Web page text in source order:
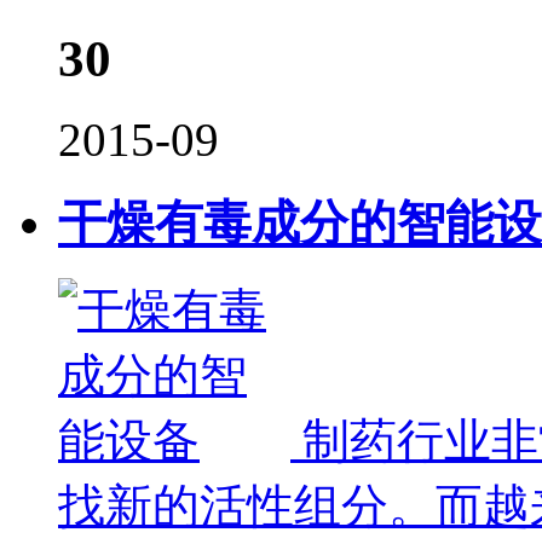
30
2015-09
干燥有毒成分的智能
制药行业
找新的活性组分。而